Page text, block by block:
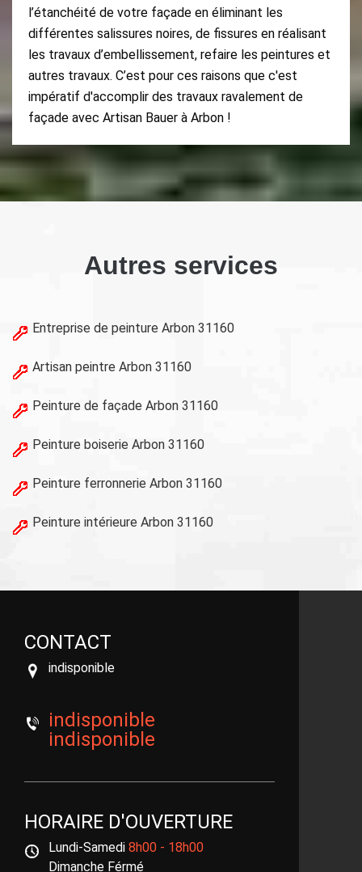
l’étanchéité de votre façade en éliminant les
différentes salissures noires, de fissures en réalisant
les travaux d’embellissement, refaire les peintures et
autres travaux. C’est pour ces raisons que c'est
impératif d'accomplir des travaux ravalement de
façade avec Artisan Bauer à Arbon !
Autres services
Entreprise de peinture Arbon 31160
Artisan peintre Arbon 31160
Peinture de façade Arbon 31160
Peinture boiserie Arbon 31160
Peinture ferronnerie Arbon 31160
Peinture intérieure Arbon 31160
CONTACT
indisponible
indisponible
indisponible
HORAIRE D'OUVERTURE
Lundi-Samedi 8h00 - 18h00
Dimanche Férmé